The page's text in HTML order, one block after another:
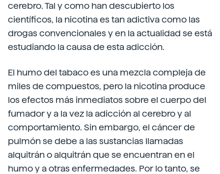
cerebro. Tal y como han descubierto los
científicos, la nicotina es tan adictiva como las
drogas convencionales y en la actualidad se está
estudiando la causa de esta adicción.
El humo del tabaco es una mezcla compleja de
miles de compuestos, pero la nicotina produce
los efectos más inmediatos sobre el cuerpo del
fumador y a la vez la adicción al cerebro y al
comportamiento. Sin embargo, el cáncer de
pulmón se debe a las sustancias llamadas
alquitrán o alquitrán que se encuentran en el
humo y a otras enfermedades. Por lo tanto, se